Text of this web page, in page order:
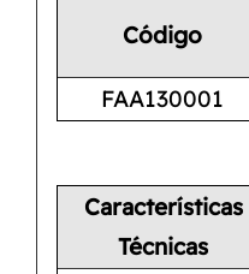
Código
FAA130001
Características
Técnicas